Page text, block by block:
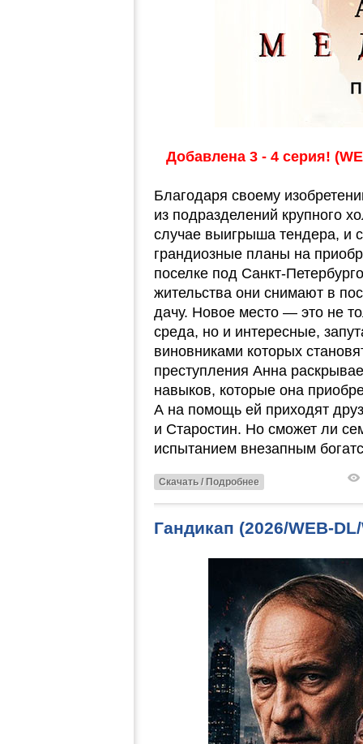
Добавлена 3 - 4 серия!
Благодаря своему
из подразделений крупного
случае выигрыша тендера, и
грандиозные планы на
поселке под Санкт-
жительства они снимают в
дачу. Новое место — это не
среда, но и интересные,
виновниками которых
преступления Анна
навыков, которые она
А на помощь ей приходят
и Старостин. Но сможет ли
испытанием внезапным
Скачать / Подробнее
Гандикап (2026/WEB-